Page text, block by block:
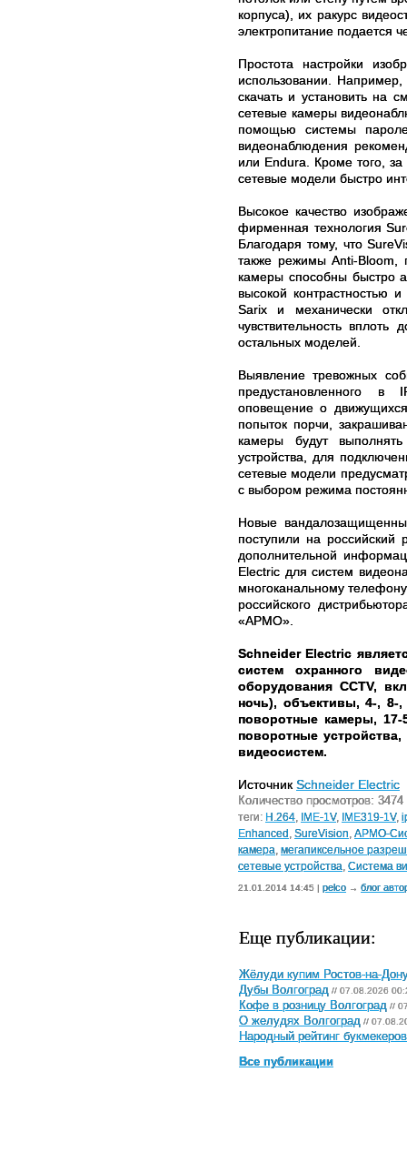
корпуса), их ракурс
электропитание подается
Простота настройки
использовании.
скачать и установить на
сетевые камеры
помощью системы
видеонаблюдения
или Endura. Кроме того,
сетевые модели быстро
Высокое качество
фирменная технология
Благодаря тому, что
также режимы Anti-Bloom,
камеры способны быстро
высокой контрастностью
Sarix и механически
чувствительность
остальных моделей.
Выявление тревожных
предустановленного в
оповещение о движущихся
попыток порчи,
камеры будут
устройства, для
сетевые модели
с выбором режима
Новые
поступили на
дополнительной
Electric для систем
многоканальному
российского
«АРМО».
Schneider Electric
систем охранного
оборудования CCTV,
ночь), объективы, 4-, 8-,
поворотные камеры,
поворотные
видеосистем.
Источник Schneider Electric
Количество просмотров: 3474
теги: H.264 IME-1V, IME319-1V,
Enhanced SureVision АРМО-
камера мегапиксельное
сетевые устройства Система
21.01.2014 14:45 | pelco → блог
Еще публикации:
Жёлуди купим Ростов-на-
Дубы Волгоград // 07.08.2026
Кофе в розницу Волгоград //
О желудях Волгоград //
Народный рейтинг
Все публикации